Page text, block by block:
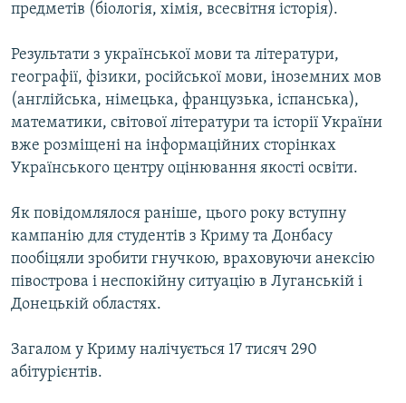
предметів (біологія, хімія, всесвітня історія).
Результати з української мови та літератури,
географії, фізики, російської мови, іноземних мов
(англійська, німецька, французька, іспанська),
математики, світової літератури та історії України
вже розміщені на інформаційних сторінках
Українського центру оцінювання якості освіти.
Як повідомлялося раніше, цього року вступну
кампанію для студентів з Криму та Донбасу
пообіцяли зробити гнучкою, враховуючи анексію
півострова і неспокійну ситуацію в Луганській і
Донецькій областях.
Загалом у Криму налічується 17 тисяч 290
абітурієнтів.